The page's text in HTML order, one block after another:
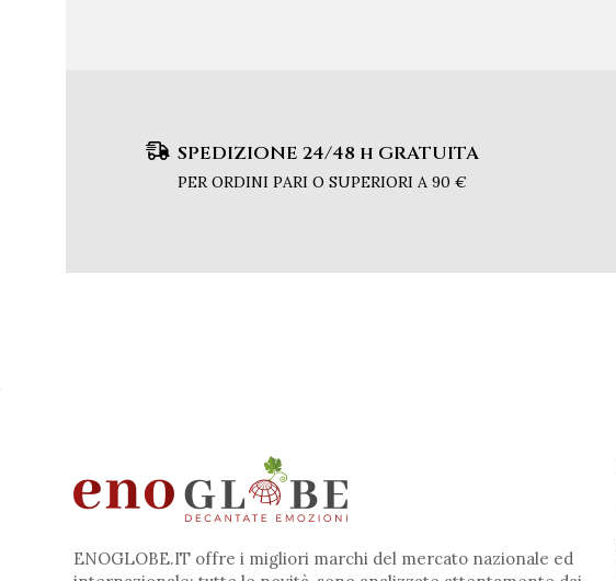
SPEDIZIONE 24/48 h GRATUITA
PER ORDINI PARI O SUPERIORI A 90 €
ENOGLOBE.IT offre i migliori marchi del mercato nazionale ed